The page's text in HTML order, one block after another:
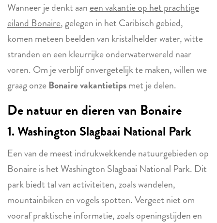
Wanneer je denkt aaneen vakantie op het prachtige
eiland Bonaire, gelegen in het Caribisch gebied,
komen meteen beelden van kristalhelder water, witte
stranden en een kleurrijke onderwaterwereld naar
voren. Om je verblijf onvergetelijk te maken, willen we
graag onzeBonaire vakantietipsmet je delen.
De natuur en dieren van Bonaire
1. Washington Slagbaai National Park
Een van de meest indrukwekkende natuurgebieden op
Bonaire is het Washington Slagbaai National Park. Dit
park biedt tal van activiteiten, zoals wandelen,
mountainbiken en vogels spotten. Vergeet niet om
vooraf praktische informatie, zoals openingstijden en